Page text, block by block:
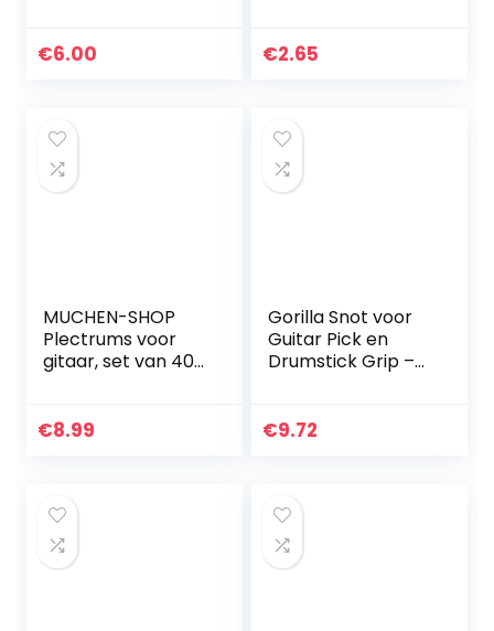
€6.00 €2.65
MUCHEN-SHOP
Plectrums voor
gitaar, set van 40
elektrische gitaar,
€8.99
Gorilla Snot voor
Guitar Pick en
Drumstick Grip –
€9.72